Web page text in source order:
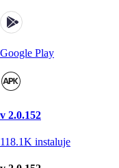
Google Play
v 2.0.152
118.1K instaluje